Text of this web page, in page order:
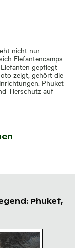
nicht nur
Elefantencamps
gepflegt
zeigt, gehört die
Phuket
Tierschutz auf
Phuket,
in Phuket
der